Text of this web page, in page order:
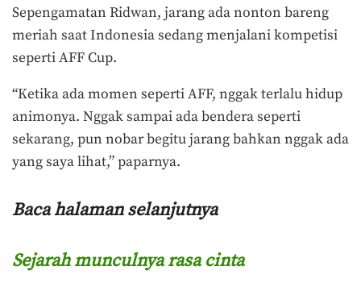
Sepengamatan Ridwan, jarang ada nonton bareng
meriah saat Indonesia sedang menjalani kompetisi
seperti AFF Cup.
“Ketika ada momen seperti AFF, nggak terlalu hidup
animonya. Nggak sampai ada bendera seperti
sekarang, pun nobar begitu jarang bahkan nggak ada
yang saya lihat,” paparnya.
Baca halaman selanjutnya
Sejarah munculnya rasa cinta